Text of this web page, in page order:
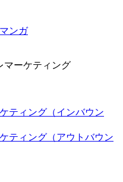
ンガ
マーケティング
ティング（インバウン
ティング（アウトバウン